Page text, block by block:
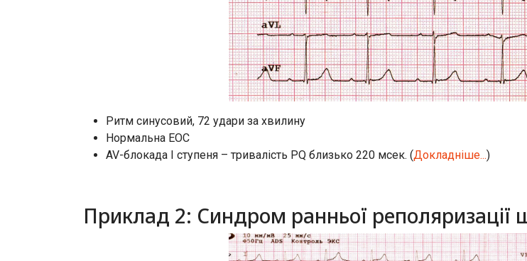
Ритм синусовий, 72 удари за хвилину
Нормальна ЕОС
AV-блокада I ступеня – тривалість PQ близько 220 мсек. (Докладніше...)
Приклад 2: Синдром ранньої реполяризації